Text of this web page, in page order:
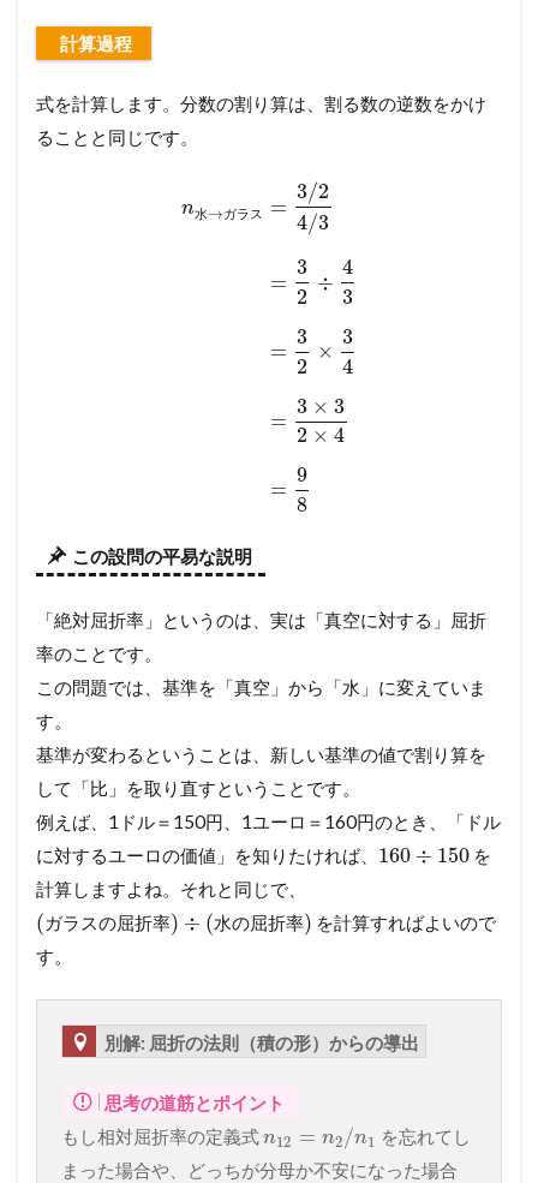
計算過程
式を計算します。分数の割り算は、割る数の逆数をかけ
ることと同じです。
n水→ガラ ス =
3/2
4/3
=
3
2
÷
4
3
=
3
2
×
3
4
=
3 × 3
2 × 4
=
9
8
この設問の平易な説明
「絶対屈折率」というのは、実は「真空に対する」屈折
率のことです。
この問題では、基準を「真空」から「水」に変えていま
す。
基準が変わるということは、新しい基準の値で割り算を
して「比」を取り直すということです。
例えば、1ドル＝150円、1ユーロ＝160円のとき、「ドル
に対するユーロの価値」を知りたければ、 160 ÷ 150 を
計算しますよね。それと同じで、
(ガラ スの屈折率) ÷ (水の屈折率) を計算すればよいので
す。
別解: 屈折の法則（積の形）からの導出
思考の道筋とポイント
もし相対屈折率の定義式n12 = n2 /n1
を忘れてし
まった場合や、どっちが分母か不安になった場合